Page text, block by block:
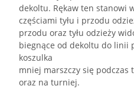
dekoltu. Rękaw ten stanowi
częściami tyłu i przodu
przodu oraz tyłu odzieży
biegnące od dekoltu do linii
koszulka
mniej marszczy się podczas
oraz na turniej.